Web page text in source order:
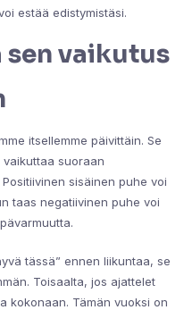
estää edistymistäsi.
sen vaikutus
itsellemme päivittäin. Se
suoraan
sisäinen puhe voi
taas negatiivinen puhe voi
tässä” ennen liikuntaa, se
Toisaalta, jos ajattelet
kokonaan. Tämän vuoksi on